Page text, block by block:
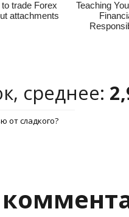
trade Forex
attachments
Teaching
среднее:
от сладкого?